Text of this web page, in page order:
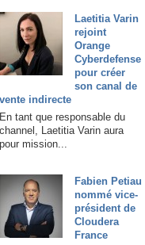
Laetitia Varin
rejoint
Orange
Cyberdefense
pour créer
son canal de
vente indirecte
En tant que responsable du
channel, Laetitia Varin aura
pour mission...
Fabien Petiau
nommé vice-
président de
Cloudera
France